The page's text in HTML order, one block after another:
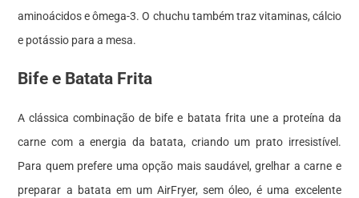
aminoácidos e ômega-3. O chuchu também traz vitaminas, cálcio
e potássio para a mesa.
Bife e Batata Frita
A clássica combinação de bife e batata frita une a proteína da
carne com a energia da batata, criando um prato irresistível.
Para quem prefere uma opção mais saudável, grelhar a carne e
preparar a batata em um AirFryer, sem óleo, é uma excelente